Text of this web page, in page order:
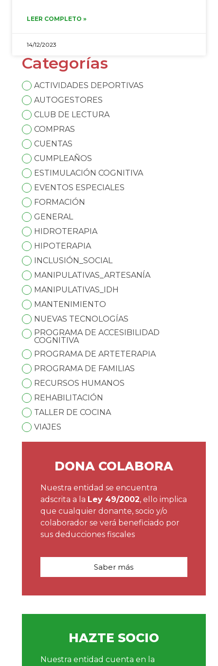
LEER COMPLETO »
14/12/2023
Categorías
ACTIVIDADES DEPORTIVAS
AUTOGESTORES
CLUB DE LECTURA
COMPRAS
CUENTAS
CUMPLEAÑOS
ESTIMULACIÓN COGNITIVA
EVENTOS ESPECIALES
FORMACIÓN
GENERAL
HIDROTERAPIA
HIPOTERAPIA
INCLUSIÓN_SOCIAL
MANIPULATIVAS_ARTESANÍA
MANIPULATIVAS_IDH
MANTENIMIENTO
NUEVAS TECNOLOGÍAS
PROGRAMA DE ACCESIBILIDAD
COGNITIVA
PROGRAMA DE ARTETERAPIA
PROGRAMA DE FAMILIAS
RECURSOS HUMANOS
REHABILITACIÓN
TALLER DE COCINA
VIAJES
DONA COLABORA
Nuestra entidad se encuentra
adscrita a la Ley 49/2002, ello implica
que cualquier donante, socio y/o
colaborador se verá beneficiado por
sus deducciones fiscales
Saber más
HAZTE SOCIO
Nuestra entidad cuenta en la